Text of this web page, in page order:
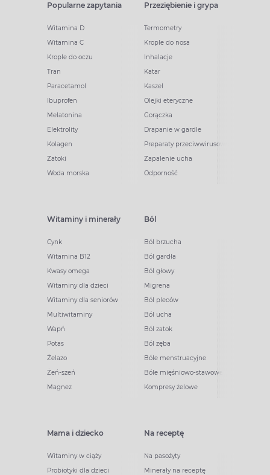
Popularne zapytania
Witamina D
Witamina C
Krople do oczu
Tran
Paracetamol
Ibuprofen
Melatonina
Elektrolity
Kolagen
Zatoki
Woda morska
Przeziębienie i grypa
Termometry
Krople do nosa
Inhalacje
Katar
Kaszel
Olejki eteryczne
Gorączka
Drapanie w gardle
Preparaty przeciwwirusowe
Zapalenie ucha
Odporność
Witaminy i minerały
Cynk
Witamina B12
Kwasy omega
Witaminy dla dzieci
Witaminy dla seniorów
Multiwitaminy
Wapń
Potas
Żelazo
Żeń-szeń
Magnez
Ból
Ból brzucha
Ból gardła
Ból głowy
Migrena
Ból pleców
Ból ucha
Ból zatok
Ból zęba
Bóle menstruacyjne
Bóle mięśniowo-stawowe
Kompresy żelowe
Mama i dziecko
Witaminy w ciąży
Probiotyki dla dzieci
Na receptę
Na pasożyty
Minerały na receptę